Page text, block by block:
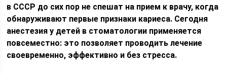
в СССР до сих пор не спешат на прием к врачу, когда
обнаруживают первые признаки кариеса. Сегодня
анестезия у детей в стоматологии применяется
повсеместно: это позволяет проводить лечение
своевременно, эффективно и без стресса.